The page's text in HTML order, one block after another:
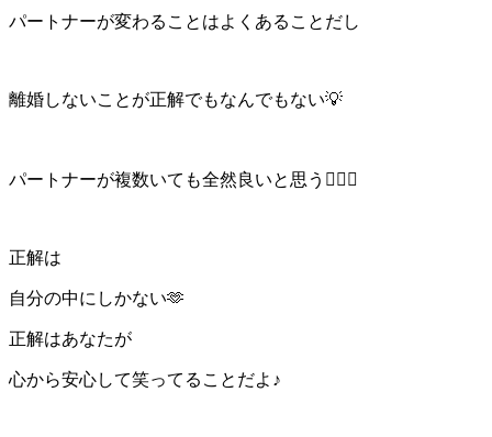
パートナーが変わることはよくあることだし
離婚しないことが正解でもなんでもない💡
パートナーが複数いても全然良いと思う👩‍❤️‍👨
正解は
自分の中にしかない🫶
正解はあなたが
心から安心して笑ってることだよ♪